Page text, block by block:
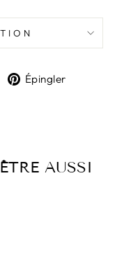
TweeterÉpingler
AUSSI